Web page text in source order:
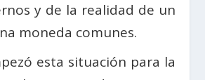
y de la realidad de un
moneda comunes.
esta situación para la